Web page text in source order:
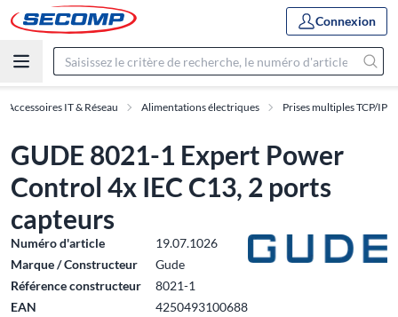
Connexion
Accessoires IT & Réseau Alimentations électriques Prises multiples TCP/IP
GUDE 8021-1 Expert Power
Control 4x IEC C13, 2 ports
capteurs
Numéro d'article
19.07.1026
Marque / Constructeur
Gude
Référence constructeur
8021-1
EAN
4250493100688